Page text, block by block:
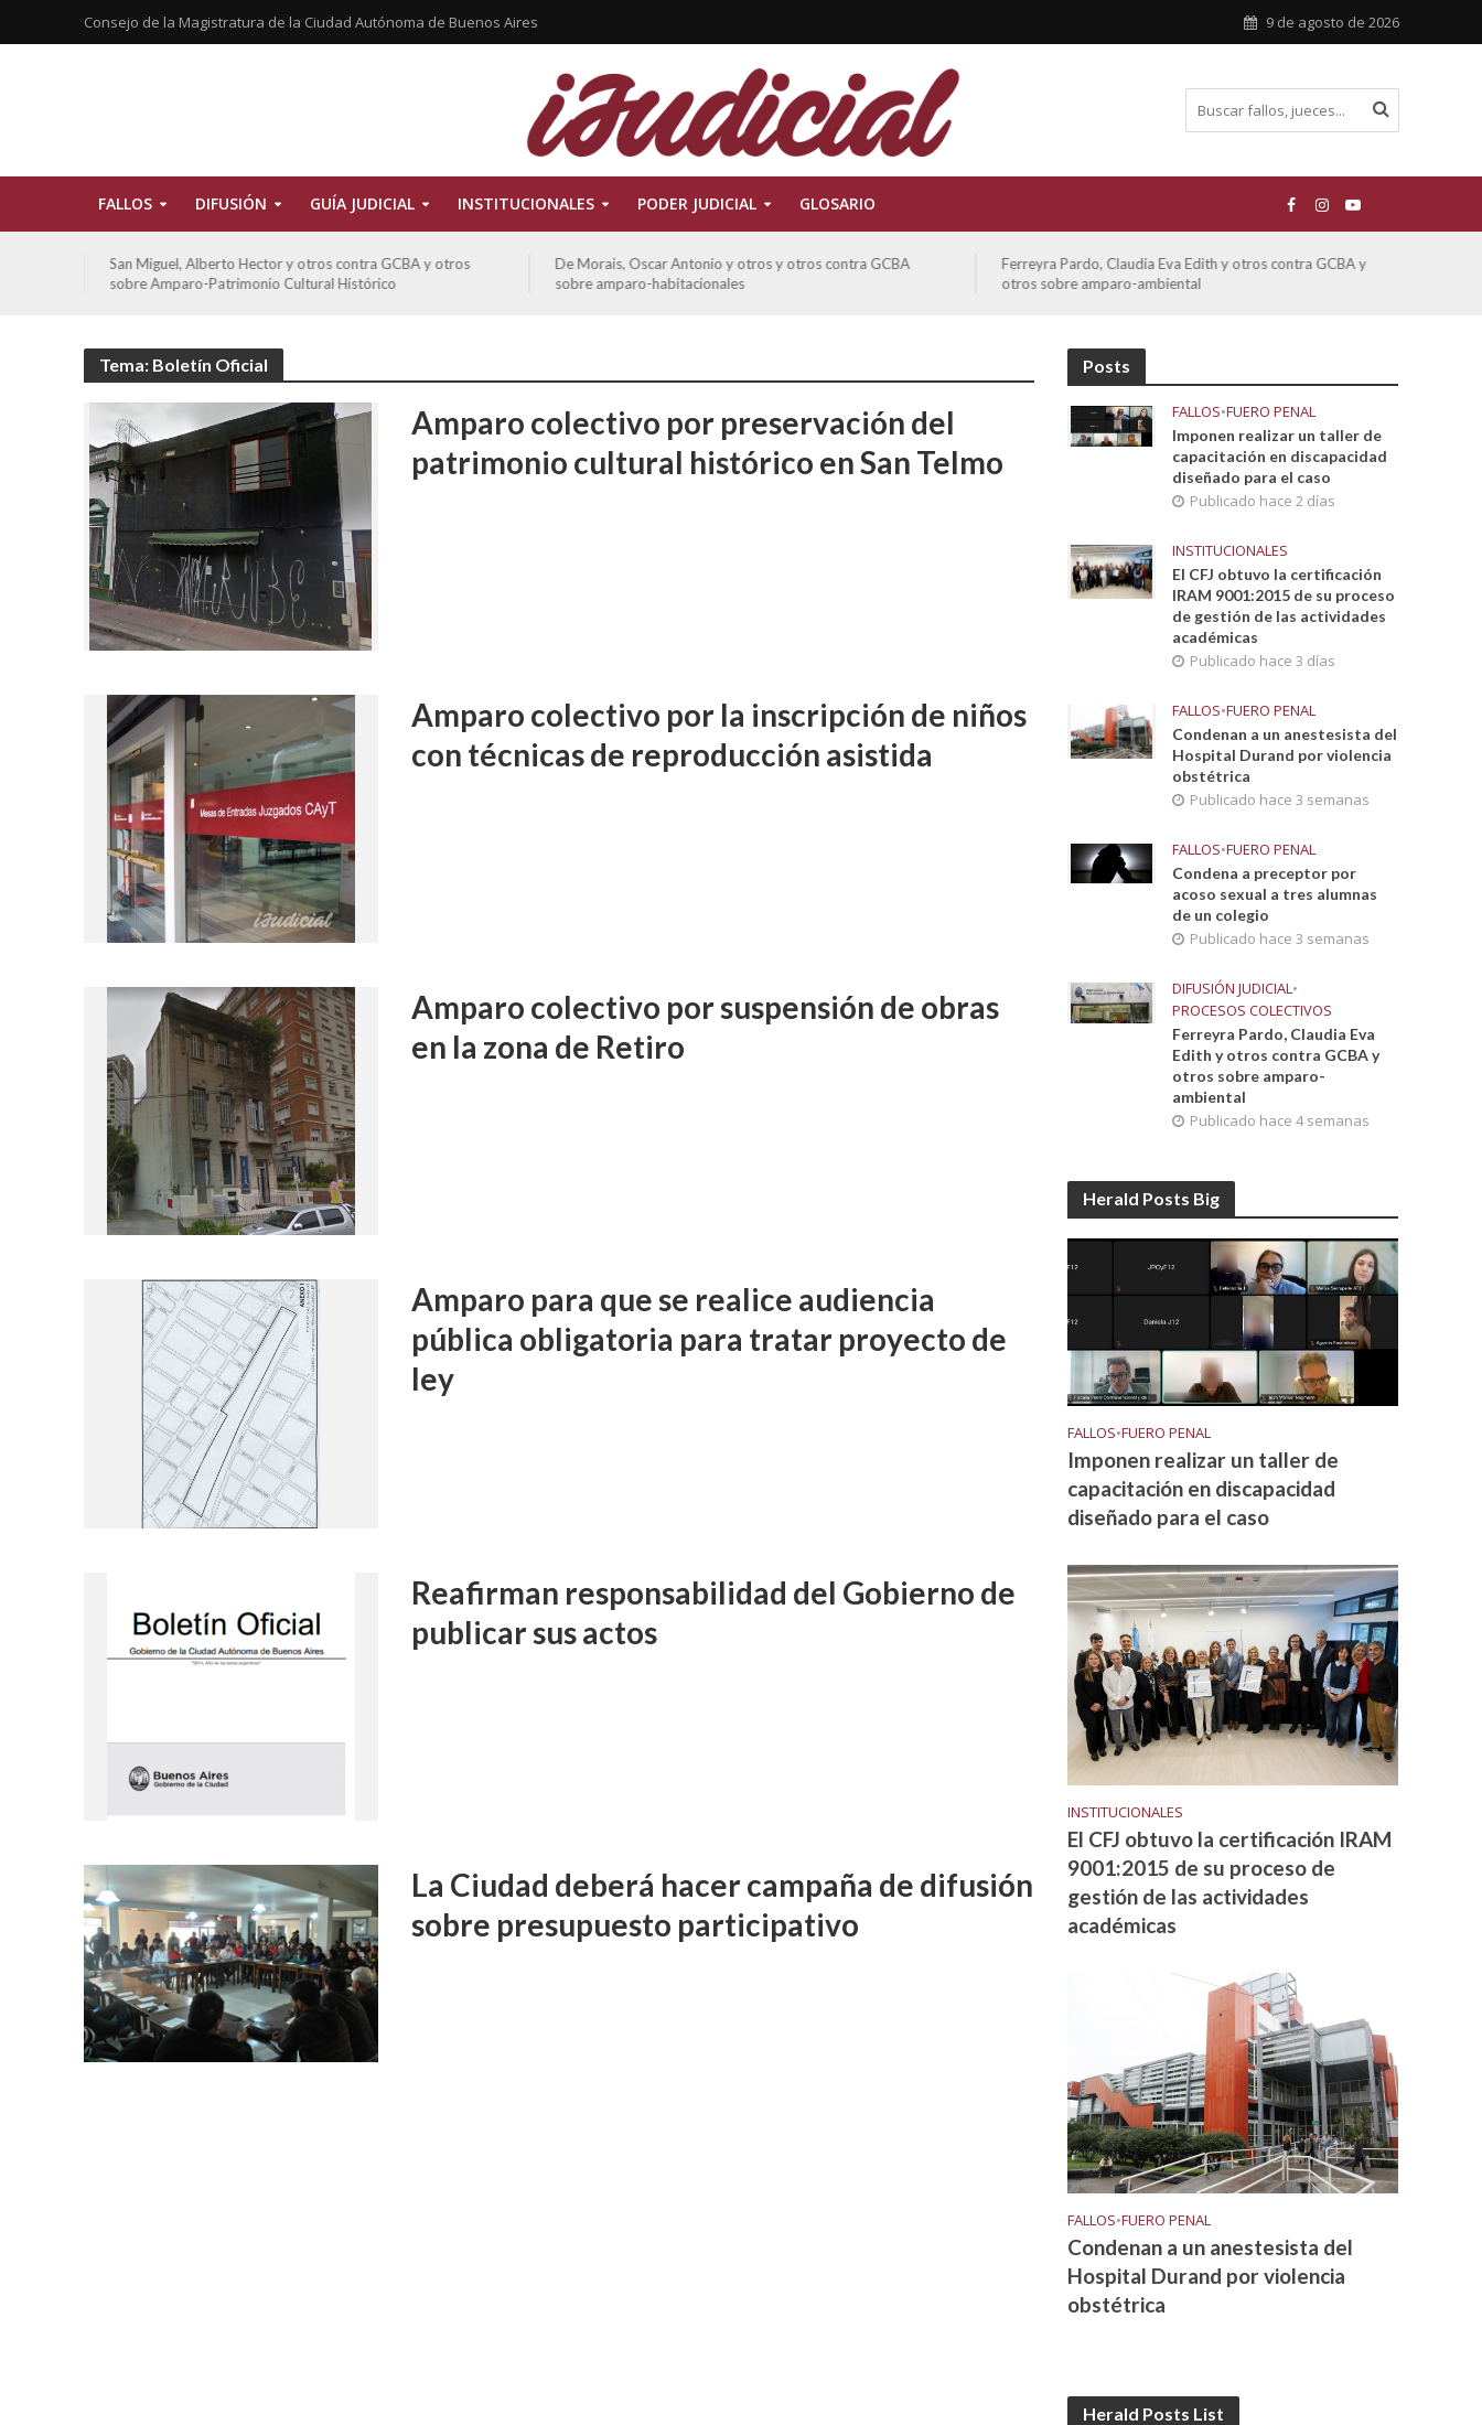
Consejo de la Magistratura de la Ciudad Autónoma de Buenos Aires 9 de agosto de 2026
FALLOS DIFUSIÓN GUÍA JUDICIAL INSTITUCIONALES PODER JUDICIAL GLOSARIO
De Morais, Oscar Antonio y otros y otros contra GCBA
sobre amparo-habitacionales
Ferreyra Pardo, Claudia Eva Edith y otros contra GCBA y
otros sobre amparo-ambiental
ATE contra GCBA sobre amparo – empleo publico otros
Tema: Boletín Oficial
Amparo colectivo por preservación del
patrimonio cultural histórico en San Telmo
Amparo colectivo por la inscripción de niños
con técnicas de reproducción asistida
Amparo colectivo por suspensión de obras
en la zona de Retiro
Amparo para que se realice audiencia
pública obligatoria para tratar proyecto de
ley
Reafirman responsabilidad del Gobierno de
publicar sus actos
La Ciudad deberá hacer campaña de difusión
sobre presupuesto participativo
Posts
FALLOS•FUERO PENAL
Imponen realizar un taller de
capacitación en discapacidad
diseñado para el caso
Publicado hace 2 días
INSTITUCIONALES
El CFJ obtuvo la certificación
IRAM 9001:2015 de su proceso
de gestión de las actividades
académicas
Publicado hace 3 días
FALLOS•FUERO PENAL
Condenan a un anestesista del
Hospital Durand por violencia
obstétrica
Publicado hace 3 semanas
FALLOS•FUERO PENAL
Condena a preceptor por
acoso sexual a tres alumnas
de un colegio
Publicado hace 3 semanas
DIFUSIÓN JUDICIAL•
PROCESOS COLECTIVOS
Ferreyra Pardo, Claudia Eva
Edith y otros contra GCBA y
otros sobre amparo-
ambiental
Publicado hace 4 semanas
Herald Posts Big
FALLOS•FUERO PENAL
Imponen realizar un taller de
capacitación en discapacidad
diseñado para el caso
INSTITUCIONALES
El CFJ obtuvo la certificación IRAM
9001:2015 de su proceso de
gestión de las actividades
académicas
FALLOS•FUERO PENAL
Condenan a un anestesista del
Hospital Durand por violencia
obstétrica
Herald Posts List